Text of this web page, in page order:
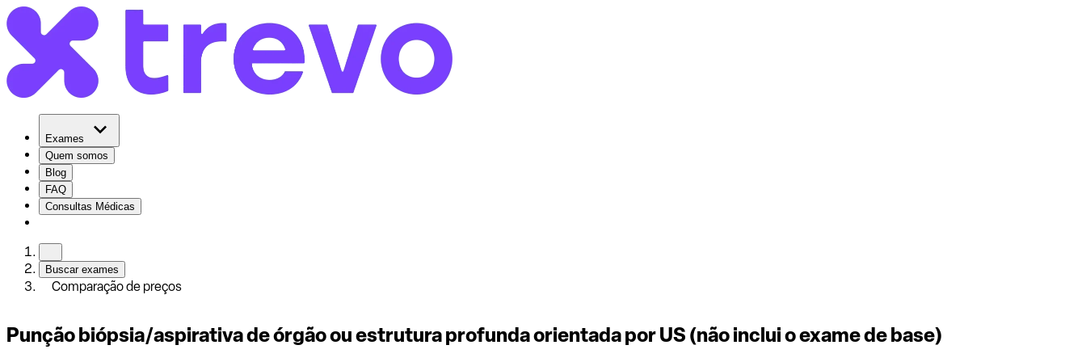
Exames
Quem somos
Blog
FAQ
Consultas Médicas
Buscar exames
Comparação de preços
Punção biópsia/aspirativa de órgão ou estrutura profunda orientada por US (não inclui o exame de base)